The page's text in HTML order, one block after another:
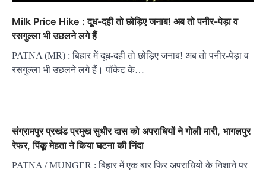
Milk Price Hike : दूध-दही तो छोड़िए जनाब! अब तो पनीर-पेड़ा व
रसगुल्ला भी उछलने लगे हैं
PATNA (MR) : बिहार में दूध-दही तो छोड़िए जनाब! अब तो पनीर-पेड़ा व
रसगुल्ला भी उछलने लगे हैं। पॉकेट के…
संग्रामपुर प्रखंड प्रमुख सुधीर दास को अपराधियों ने गोली मारी, भागलपुर
रेफर, पिंकू मेहता ने किया घटना की निंदा
PATNA / MUNGER : बिहार में एक बार फिर अपराधियों के निशाने पर